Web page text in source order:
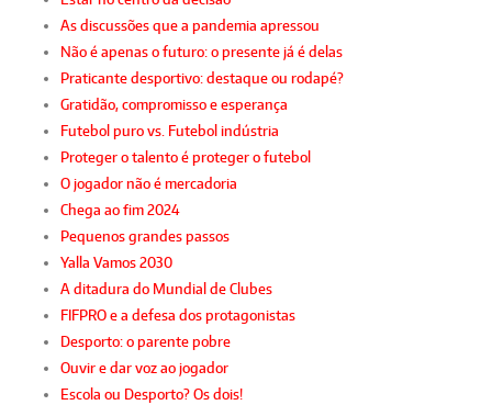
As discussões que a pandemia apressou
Não é apenas o futuro: o presente já é delas
Praticante desportivo: destaque ou rodapé?
Gratidão, compromisso e esperança
Futebol puro vs. Futebol indústria
Proteger o talento é proteger o futebol
O jogador não é mercadoria
Chega ao fim 2024
Pequenos grandes passos
Yalla Vamos 2030
A ditadura do Mundial de Clubes
FIFPRO e a defesa dos protagonistas
Desporto: o parente pobre
Ouvir e dar voz ao jogador
Escola ou Desporto? Os dois!